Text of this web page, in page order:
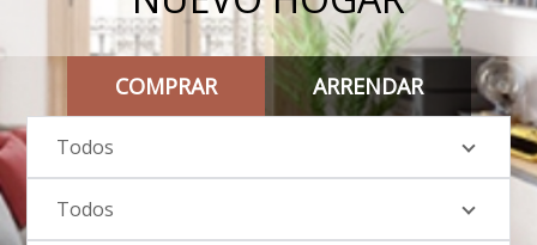
COMPRAR ARRENDAR
Todos
Todos